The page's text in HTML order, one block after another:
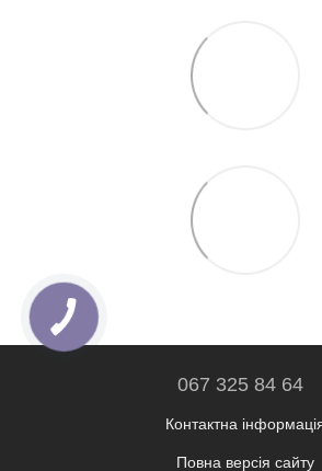
067 325 84 64
Контактна
Повна версія сайту